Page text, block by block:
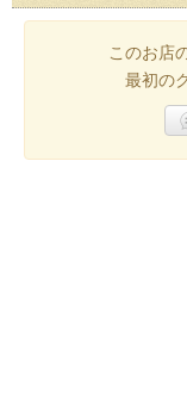
このお店
最初の